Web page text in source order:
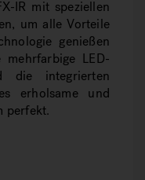
IR mit speziellen
um alle Vorteile
genießen
LED-
die integrierten
erholsame und
perfekt.